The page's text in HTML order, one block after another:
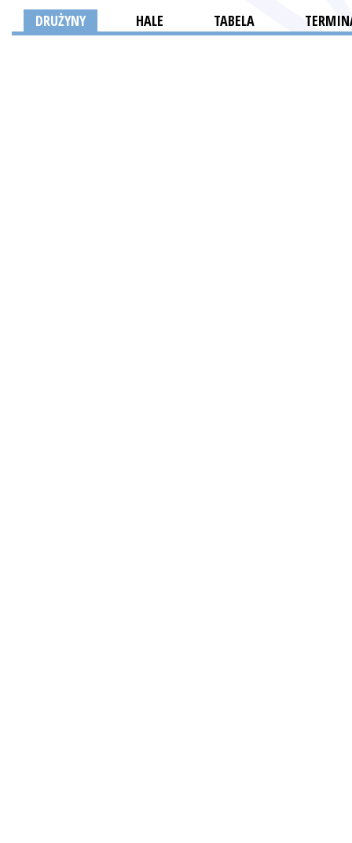
DRUŻYNY HALE TABELA